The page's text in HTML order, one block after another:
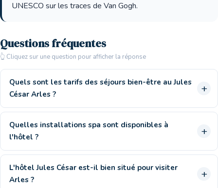
UNESCO sur les traces de Van Gogh.
Questions fréquentes
👆 Cliquez sur une question pour afficher la réponse
Quels sont les tarifs des séjours bien-être au Jules
César Arles ?
Quelles installations spa sont disponibles à
l'hôtel ?
L'hôtel Jules César est-il bien situé pour visiter
Arles ?